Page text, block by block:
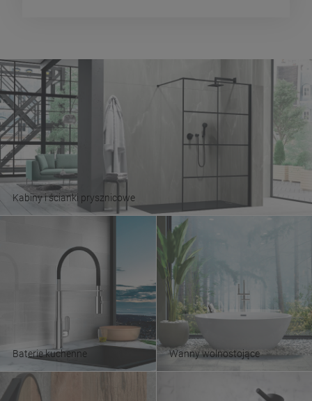
Kabiny i ścianki prysznicowe
Baterie kuchenne Wanny wolnostojące